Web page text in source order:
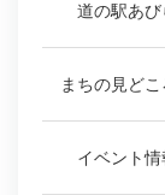
道の駅あび
まちの見どこ
イベント情